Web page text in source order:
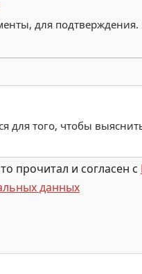
для подтверждения.
для того, чтобы
прочитал и согласен с
данных